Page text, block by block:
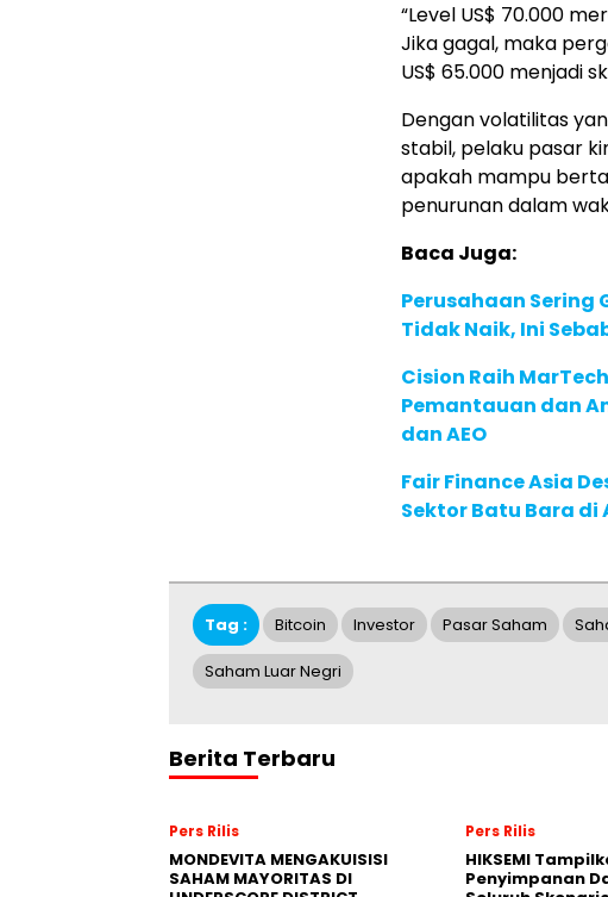
“Level US$ 70.000
Jika gagal, maka
US$ 65.000 menjadi
Dengan volatilitas
stabil, pelaku pasar
apakah mampu
penurunan dalam
Baca Juga:
Perusahaan Sering
Tidak Naik, Ini
Cision Raih
Pemantauan dan
dan AEO
Fair Finance Asia
Sektor Batu Bara di
Tag : Bitcoin Investor Pasar Saham
Saham Luar Negri
Berita Terbaru
Pers Rilis
MONDEVITA MENGAKUISISI
SAHAM MAYORITAS DI
Pers Rilis
HIKSEMI
Penyimpanan